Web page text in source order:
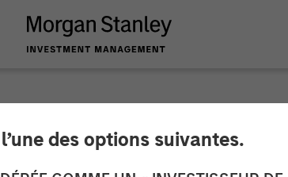
des options suivantes.